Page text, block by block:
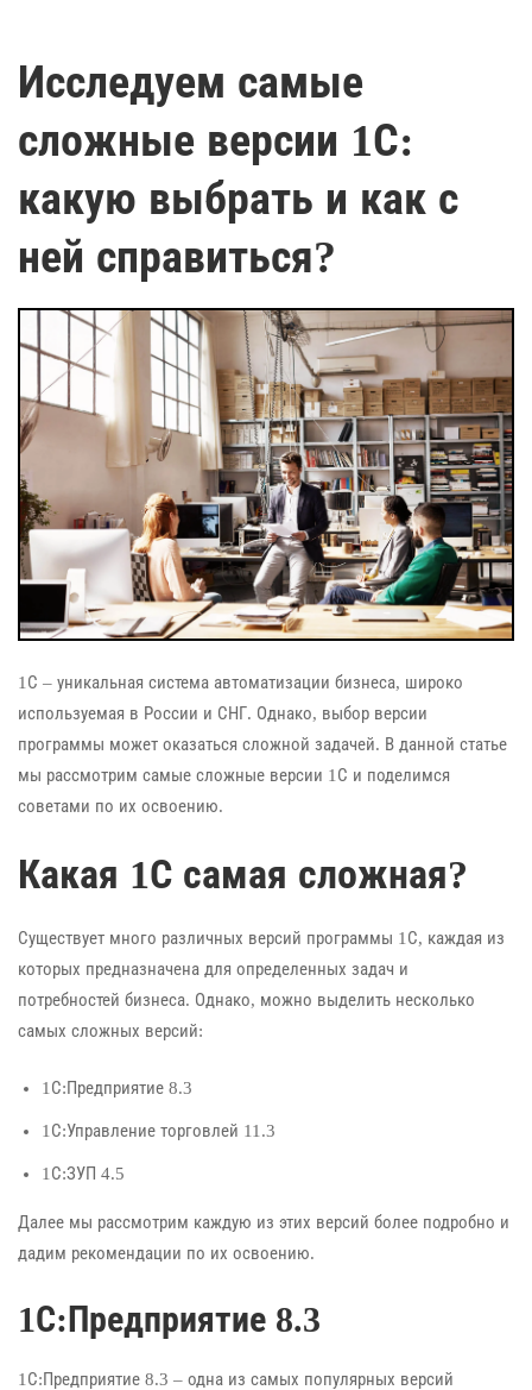
Исследуем самые
сложные версии 1С:
какую выбрать и как с
ней справиться?
1С – уникальная система автоматизации бизнеса, широко
используемая в России и СНГ. Однако, выбор версии
программы может оказаться сложной задачей. В данной статье
мы рассмотрим самые сложные версии 1С и поделимся
советами по их освоению.
Какая 1С самая сложная?
Существует много различных версий программы 1С, каждая из
которых предназначена для определенных задач и
потребностей бизнеса. Однако, можно выделить несколько
самых сложных версий:
1С:Предприятие 8.3
1С:Управление торговлей 11.3
1С:ЗУП 4.5
Далее мы рассмотрим каждую из этих версий более подробно и
дадим рекомендации по их освоению.
1С:Предприятие 8.3
1С:Предприятие 8.3 – одна из самых популярных версий